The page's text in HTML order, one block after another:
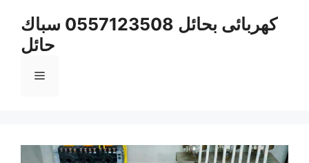
كهربائى بحائل 0557123508 سباك
حائل
القائمة